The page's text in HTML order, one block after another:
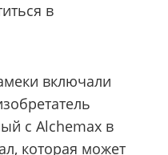
в
включали
с Alchemax в
которая может